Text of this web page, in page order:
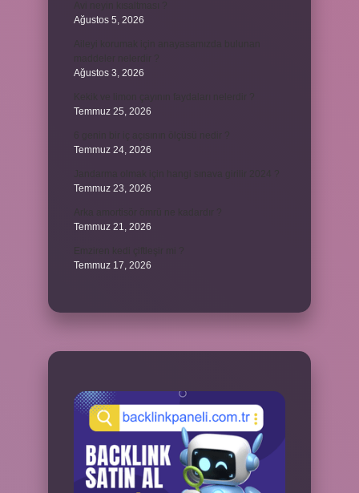
Ağustos 5, 2026
Ağustos 3, 2026
Temmuz 25, 2026
Temmuz 24, 2026
Temmuz 23, 2026
Temmuz 21, 2026
Temmuz 17, 2026